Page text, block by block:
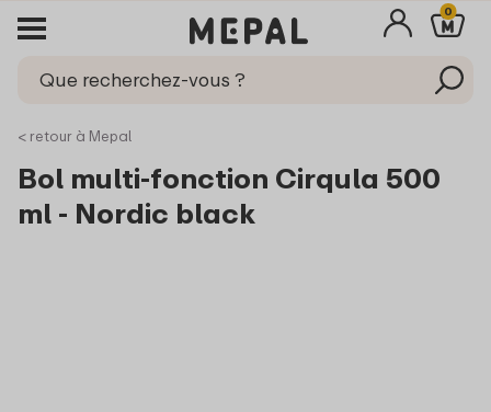
0
< retour à Mepal
Bol multi-fonction Cirqula 500
ml - Nordic black